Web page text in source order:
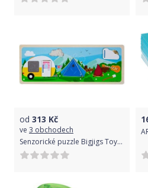
od 313 Kč
ve 3 obchodech
Senzorické puzzle Bigjigs Toys Kempování v přírodě